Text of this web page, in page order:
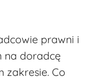
prawni i
na doradcę
zakresie. Co